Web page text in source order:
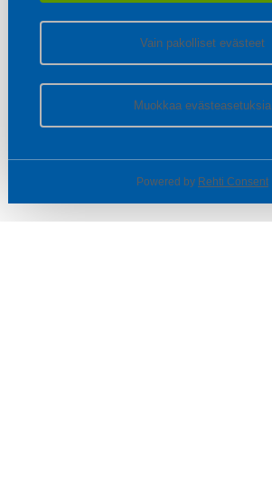
Vain pakolliset evästeet
Muokkaa evästeasetuksia
Powered by Rehti Consent